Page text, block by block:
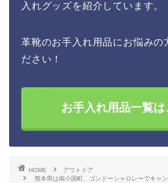
入れグッズを紹介しています。
革靴のお手入れ用品にお悩みの
ださい！
お手入れ用品一覧は
HOME
アウトドア
熊本県は南小国町、ゴンドーシャロレーでキャン